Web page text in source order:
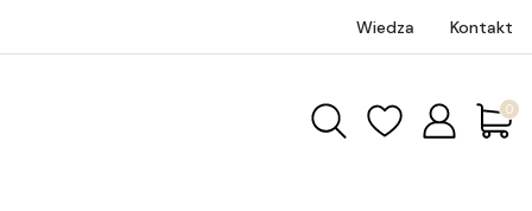
Wiedza Kontakt